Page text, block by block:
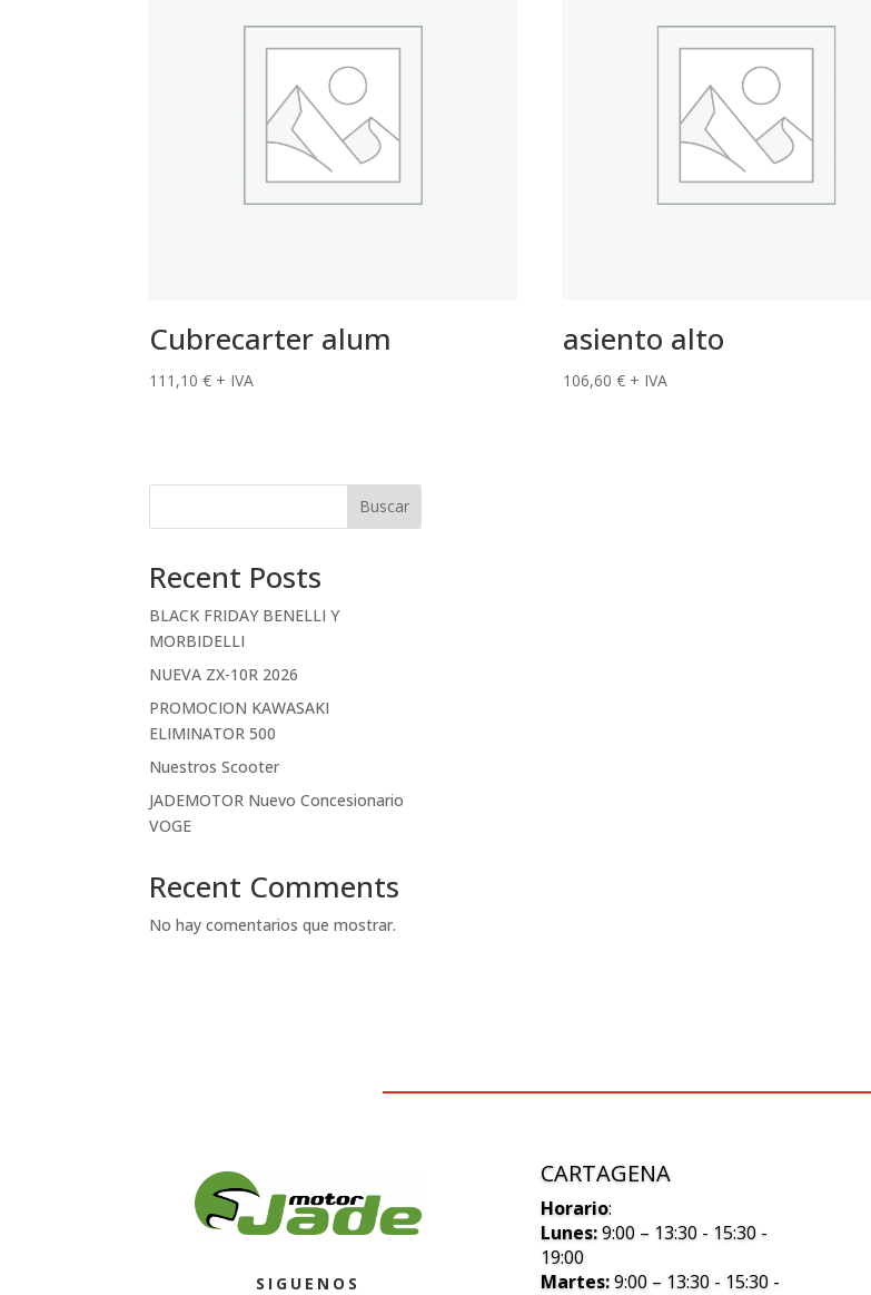
Cubrecarter alum
111,10€ + IVA
asiento alto
106,60 € + IVA
Buscar
Recent Posts
BLACK FRIDAY BENELLI Y
MORBIDELLI
NUEVA ZX-10R 2026
PROMOCION KAWASAKI
ELIMINATOR 500
Nuestros Scooter
JADEMOTOR Nuevo Concesionario
VOGE
Recent Comments
No hay comentarios que mostrar.
SIGUENOS
CARTAGENA
Horario:
Lunes:9:00 – 13:30 - 15:30 -
19:00
Martes:9:00 – 13:30 - 15:30 -